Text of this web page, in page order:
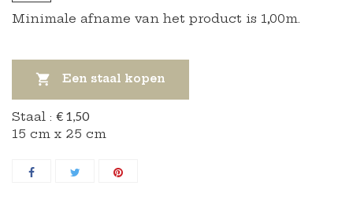
Minimale afname van het product is 1,00m.
 Een staal kopen
Staal : € 1,50
15 cm x 25 cm